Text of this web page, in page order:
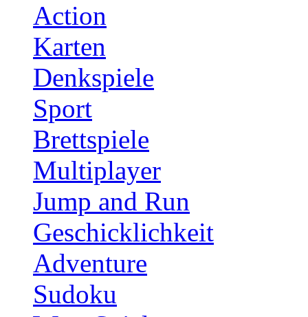
Action
Karten
Denkspiele
Sport
Brettspiele
Multiplayer
Jump and Run
Geschicklichkeit
Adventure
Sudoku